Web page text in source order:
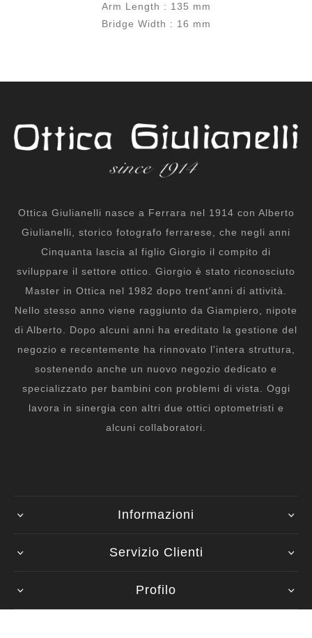
Arm Length : 135 mm
Bridge Width : 16 mm
Ottica Giulianelli nasce a Ferrara nel 1914 con Alberto
Giulianelli, storico fotografo ferrarese, che negli anni
Cinquanta lascia al figlio Giorgio il compito di
sviluppare il settore ottico. Giorgio è stato riconosciuto
Master in Ottica nel 1982 dopo trent'anni di attività.
Nello stesso anno viene raggiunto da Giampiero, nipote
di Alberto. Dopo alcuni anni ha ereditato la gestione del
negozio e recentemente ha rinnovato l'intera struttura,
sostenendo anche un nuovo negozio dedicato e
specializzato per bambini con problemi di vista. Oggi
lavora in sinergia con altri due ottici optometristi e
alcuni collaboratori.
Informazioni
Servizio Clienti
Profilo